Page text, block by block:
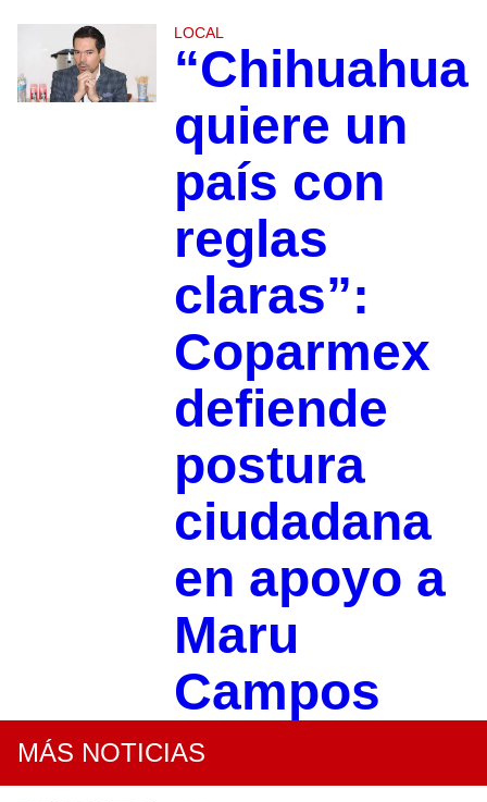
LOCAL
“Chihuahua
quiere un
país con
reglas
claras”:
Coparmex
defiende
postura
ciudadana
en apoyo a
Maru
Campos
MÁS NOTICIAS